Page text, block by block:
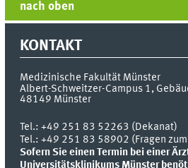
nach oben
KONTAKT
Medizinische Fakultät Münster
Albert-Schweitzer-Campus 1,
48149 Münster
Tel.:+49 251 83 52263 (Dekanat)
Tel.: +49 251 83 58902 (Fragen
Sofern Sie einen Termin bei einer
Universitätsklinikums Münster